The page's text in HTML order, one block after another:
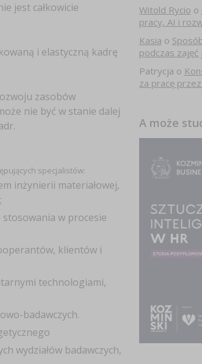
jest całkowicie
i elastyczną kadrę
zasobów
nie być w stanie dalej
specjalistów:
inżynierii materiałowej,
w procesie
klientów i
technologiami,
badawczych.
wydziałów badawczych,
Witold Rycio o
pracy, AI i
Kasia o
podczas zajęć
Patrycja o
za pracę
A może